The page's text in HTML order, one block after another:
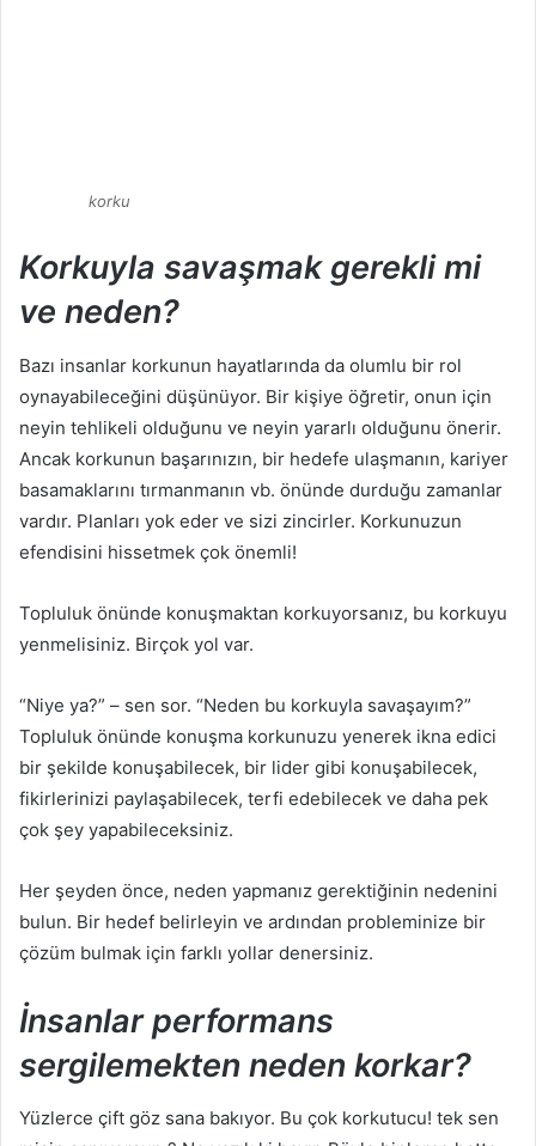
korku
Korkuyla savaşmak gerekli mi
ve neden?
Bazı insanlar korkunun hayatlarında da olumlu bir rol
oynayabileceğini düşünüyor. Bir kişiye öğretir, onun için
neyin tehlikeli olduğunu ve neyin yararlı olduğunu önerir.
Ancak korkunun başarınızın, bir hedefe ulaşmanın, kariyer
basamaklarını tırmanmanın vb. önünde durduğu zamanlar
vardır. Planları yok eder ve sizi zincirler. Korkunuzun
efendisini hissetmek çok önemli!
Topluluk önünde konuşmaktan korkuyorsanız, bu korkuyu
yenmelisiniz. Birçok yol var.
“Niye ya?” – sen sor. “Neden bu korkuyla savaşayım?”
Topluluk önünde konuşma korkunuzu yenerek ikna edici
bir şekilde konuşabilecek, bir lider gibi konuşabilecek,
fikirlerinizi paylaşabilecek, terfi edebilecek ve daha pek
çok şey yapabileceksiniz.
Her şeyden önce, neden yapmanız gerektiğinin nedenini
bulun. Bir hedef belirleyin ve ardından probleminize bir
çözüm bulmak için farklı yollar denersiniz.
İnsanlar performans
sergilemekten neden korkar?
Yüzlerce çift göz sana bakıyor. Bu çok korkutucu! tek sen